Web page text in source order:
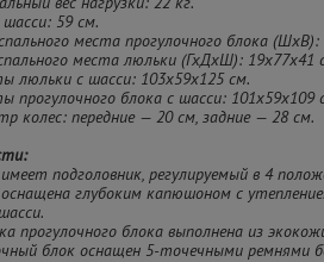
59 см.
места прогулочного блока (ШхВ):
места люльки (ГхДхШ): 19х77х41
люльки с шасси: 103х59х125 см.
прогулочного блока с шасси: 101х59х109
колес: передние — 20 см, задние — 28 см.
подголовник, регулируемый в 4
глубоким капюшоном с
прогулочного блока выполнена из
блок оснащен 5-точечными ремнями